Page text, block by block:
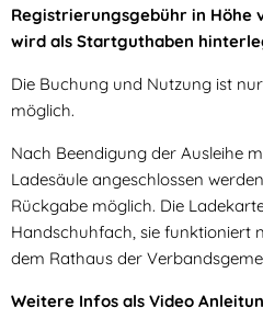
Registrierungsgebühr in Höhe
wird als Startguthaben
Die Buchung und Nutzung ist
möglich.
Nach Beendigung der Ausleihe
Ladesäule angeschlossen
Rückgabe möglich. Die
Handschuhfach, sie funktioniert
dem Rathaus der
Weitere Infos als Video